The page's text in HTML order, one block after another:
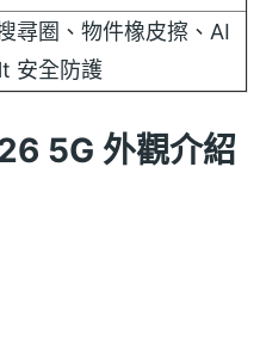
尋圈、物件橡皮擦、AI
安全防護
5G 外觀介紹